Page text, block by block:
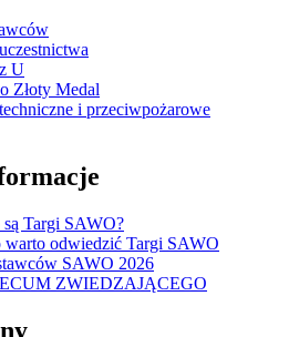
U
Złoty Medal
i przeciwpożarowe
Targi SAWO?
warto odwiedzić Targi SAWO
SAWO 2026
ZWIEDZAJĄCEGO